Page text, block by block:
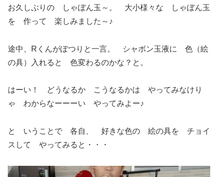
お久しぶりの しゃぼん玉～。 大小様々な しゃぼん玉
を 作って 楽しみました～♪
途中、Rくんがぽつりと一言。 シャボン玉液に 色（絵
の具）入れると 色変わるのかな？と。
はーい！ どうなるか こうなるかは やってみなけり
ゃ わからなーーーい やってみよー♪
と いうことで 各自、 好きな色の 絵の具を チョイ
スして やってみると・・・